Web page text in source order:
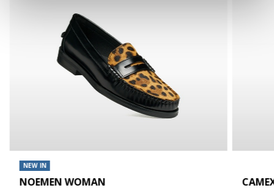
NEW IN
NOEMEN WOMAN